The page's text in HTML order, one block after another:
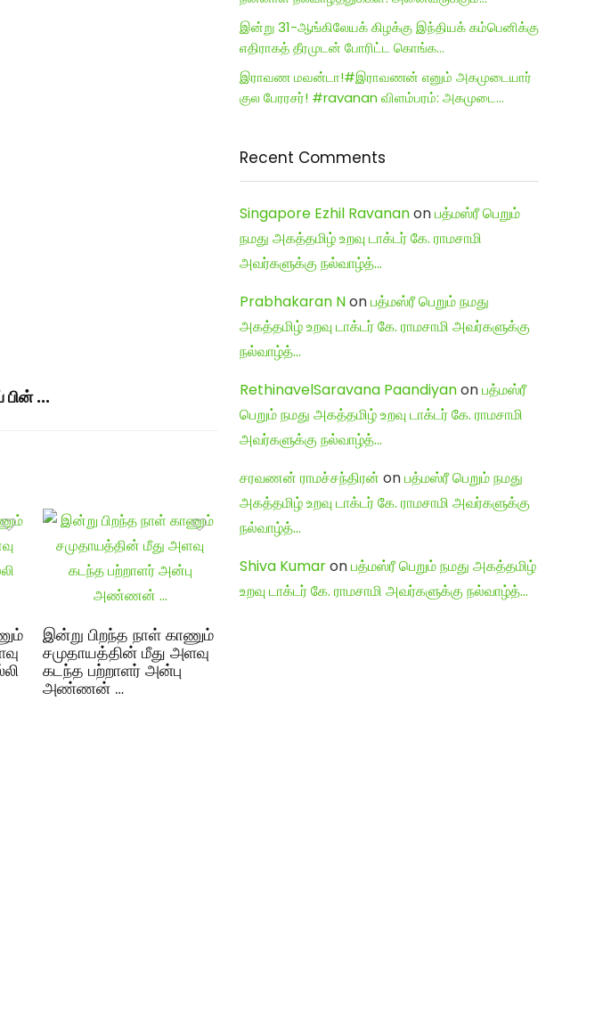
பின் ...
இன்று பிறந்த நாள் காணும்
சமுதாயத்தின் மீது அளவு
கடந்த பற்றாளர் அன்பு
அண்ணன் …
இன்று 31-ஆங்கிலேயக் கிழக்கு இந்தியக் கம்பெனிக்கு
எதிராகத் தீரமுடன் போரிட்ட கொங்க…
இராவண மவன்டா!#இராவணன் எனும் அகமுடையார்
குல பேரரசர்! #ravanan விளம்பரம்: அகமுடை…
Recent Comments
Singapore Ezhil Ravananonபத்மஸ்ரீ பெறும்
நமது அகத்தமிழ் உறவு டாக்டர் கே. ராமசாமி
அவர்களுக்கு நல்வாழ்த்…
Prabhakaran Nonபத்மஸ்ரீ பெறும் நமது
அகத்தமிழ் உறவு டாக்டர் கே. ராமசாமி அவர்களுக்கு
நல்வாழ்த்…
RethinavelSaravana Paandiyanonபத்மஸ்ரீ
பெறும் நமது அகத்தமிழ் உறவு டாக்டர் கே. ராமசாமி
அவர்களுக்கு நல்வாழ்த்…
சரவணன் ராமச்சந்திரன் onபத்மஸ்ரீ பெறும் நமது
அகத்தமிழ் உறவு டாக்டர் கே. ராமசாமி அவர்களுக்கு
நல்வாழ்த்…
Shiva Kumaronபத்மஸ்ரீ பெறும் நமது அகத்தமிழ்
உறவு டாக்டர் கே. ராமசாமி அவர்களுக்கு நல்வாழ்த்…